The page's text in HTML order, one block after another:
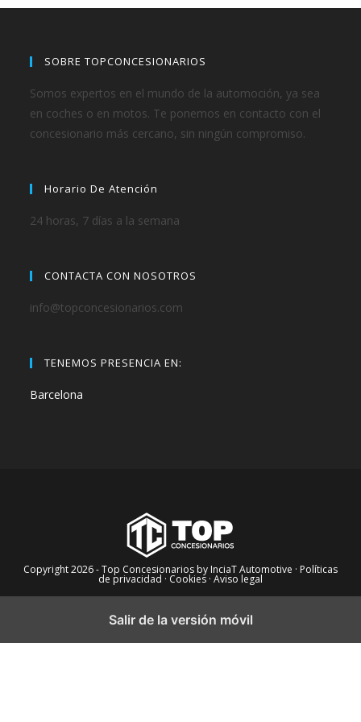
SOBRE TOPCONCESIONARIOS
Somos expertos en el mundo de la automoción, ya sea
en coches o en motos. Te ponemos en contacto con el
concesionario más cercano, sin ningún compromiso.
Horario De Atención
24 horas, 7 días a la semana
CONTACTA CON NOSOTROS
info@topconcesionarios.com
TENEMOS PRESENCIA EN:
Barcelona
Copyright 2026 - Top Concesionarios by InciaT Automotive · Políticas
de privacidad · Cookies · Aviso legal
Salir de la versión móvil